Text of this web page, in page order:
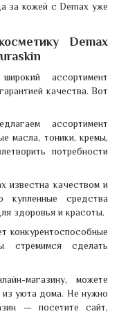
за кожей с Demax уже
Demax
ассортимент
качества. Вот
ассортимент
масла, тоники, кремы,
потребности
известна качеством и
купленные средства
здоровья и красоты.
конкурентоспособные
сделать
магазину, можете
из уюта дома. Не нужно
— посетите сайт,